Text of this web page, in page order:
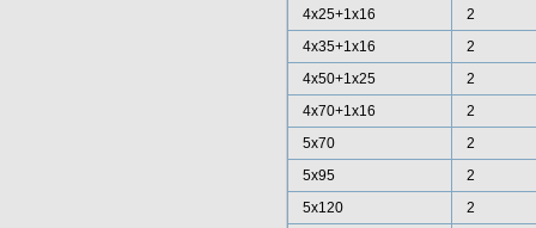
4x25+1x16
2
4x35+1x16
2
4x50+1x25
2
4x70+1x16
2
5x70
2
5x95
2
5x120
2